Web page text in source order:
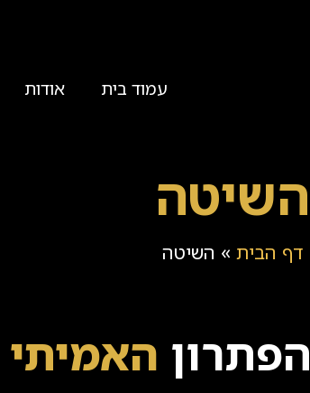
עמוד בית אודות
השיטה
דף הבית » השיטה
הפתרון האמיתי